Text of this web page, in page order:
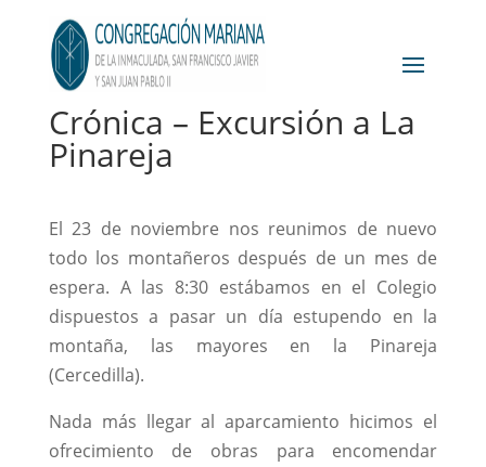
Crónica – Excursión a La
Pinareja
El 23 de noviembre nos reunimos de nuevo
todo los montañeros después de un mes de
espera. A las 8:30 estábamos en el Colegio
dispuestos a pasar un día estupendo en la
montaña, las mayores en la Pinareja
(Cercedilla).
Nada más llegar al aparcamiento hicimos el
ofrecimiento de obras para encomendar